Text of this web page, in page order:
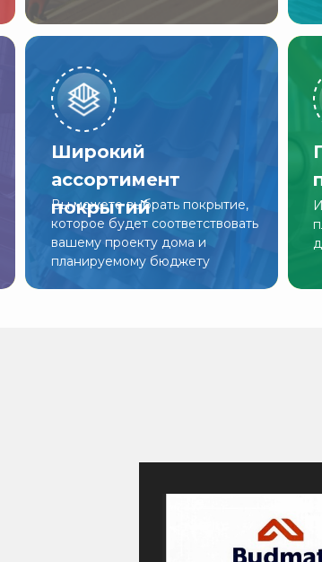
Широкий
ассортимент
покрытий
Вы можете выбрать покрытие,
которое будет соответствовать
вашему проекту дома и
планируемому бюджету